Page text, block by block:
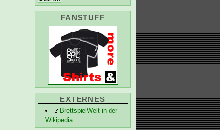
FANSTUFF
EXTERNES
BrettspielWelt in der
Wikipedia